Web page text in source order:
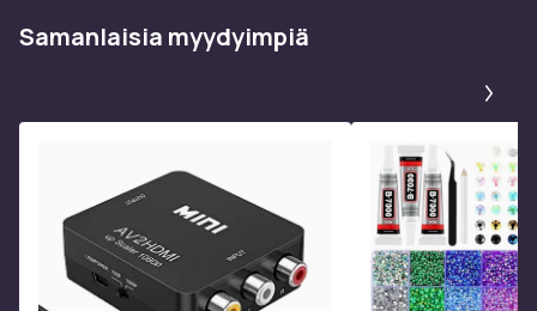
Samanlaisia ​​myydyimpiä